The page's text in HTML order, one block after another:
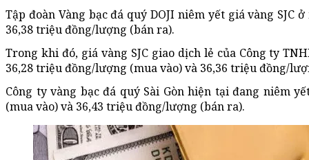
Tập đoàn Vàng bạc đá quý DOJI niêm yết giá vàng SJC
36,38 triệu đồng/lượng (bán ra).
Trong khi đó, giá vàng SJC giao dịch lẻ của Công ty
36,28 triệu đồng/lượng (mua vào) và 36,36 triệu đồng/
Công ty vàng bạc đá quý Sài Gòn hiện tại đang niêm
(mua vào) và 36,43 triệu đồng/lượng (bán ra).